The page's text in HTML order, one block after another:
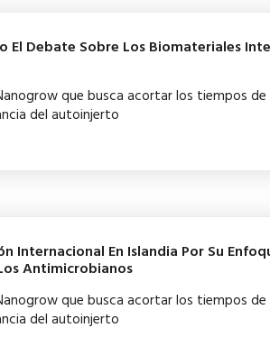
El Debate Sobre Los Biomateriales
que busca acortar los tiempos de
del autoinjerto
Internacional En Islandia Por Su
Antimicrobianos
que busca acortar los tiempos de
del autoinjerto